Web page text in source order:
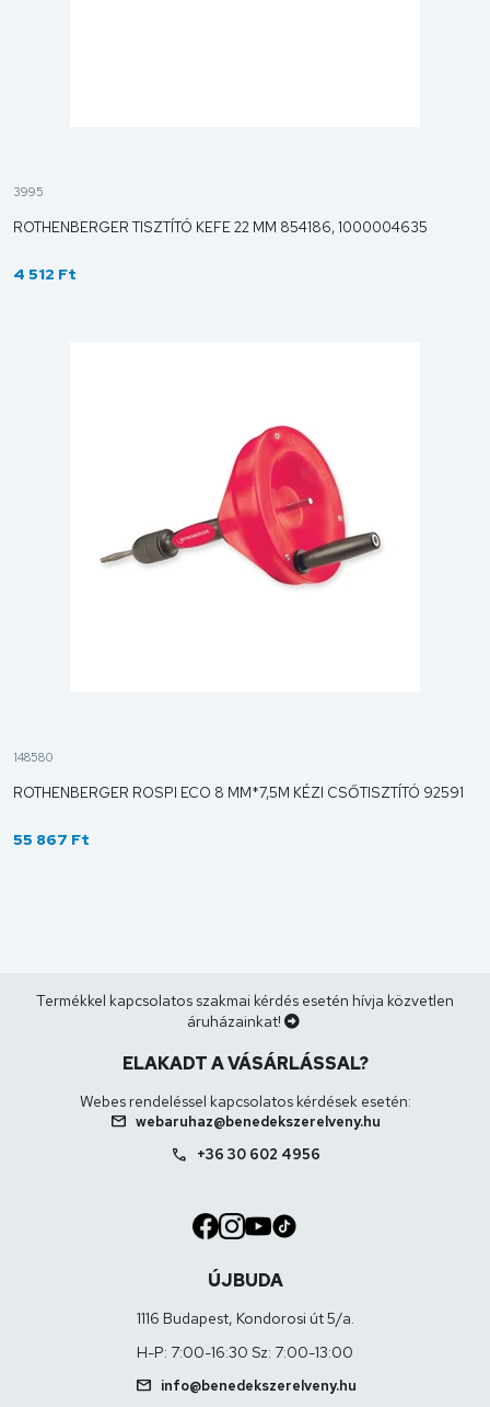
3995
ROTHENBERGER TISZTÍTÓ KEFE 22 MM 854186, 1000004635
4 512 Ft
148580
ROTHENBERGER ROSPI ECO 8 MM*7,5M KÉZI CSŐTISZTÍTÓ 92591
55 867 Ft
Termékkel kapcsolatos szakmai kérdés esetén hívja közvetlen
áruházainkat!
ELAKADT A VÁSÁRLÁSSAL?
Webes rendeléssel kapcsolatos kérdések esetén:
mail webaruhaz@benedekszerelveny.hu
call +36 30 602 4956
ÚJBUDA
1116 Budapest, Kondorosi út 5/a.
H-P: 7:00-16:30 Sz: 7:00-13:00
mail info@benedekszerelveny.hu